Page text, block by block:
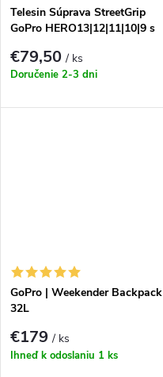
Telesin Súprava StreetGrip
GoPro HERO13|12|11|10|9 s
€79,50/ ks
Doručenie 2-3 dni
GoPro | Weekender Backpack
32L
€179/ ks
Ihneď k odoslaniu 1 ks